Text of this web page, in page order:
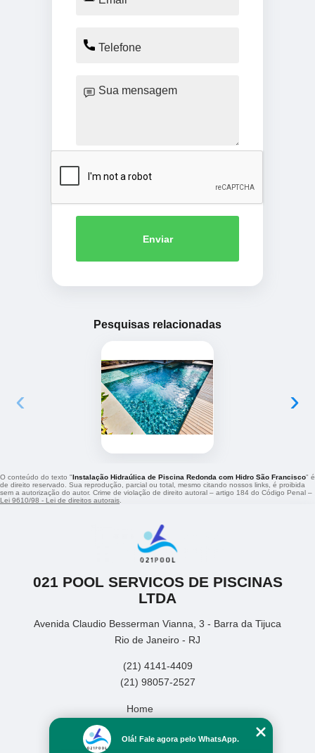
Enviar
Pesquisas relacionadas
‹ ›
O conteúdo do texto "Instalação Hidraúlica de Piscina Redonda com Hidro São Francisco" é
de direito reservado. Sua reprodução, parcial ou total, mesmo citando nossos links, é proibida
sem a autorização do autor. Crime de violação de direito autoral – artigo 184 do Código Penal –
Lei 9610/98 - Lei de direitos autorais.
021 POOL SERVICOS DE PISCINAS
LTDA
Avenida Claudio Besserman Vianna, 3 - Barra da Tijuca
Rio de Janeiro - RJ
(21) 4141-4409
(21) 98057-2527
Home
Missão
Olá! Fale agora pelo WhatsApp.